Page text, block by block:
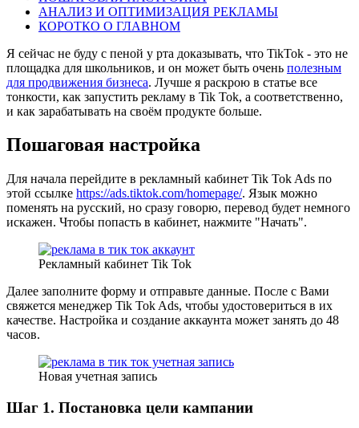
АНАЛИЗ И ОПТИМИЗАЦИЯ РЕКЛАМЫ
КОРОТКО О ГЛАВНОМ
Я сейчас не буду с пеной у рта доказывать, что TikTok - это не
площадка для школьников, и он может быть очень полезным
для продвижения бизнеса. Лучше я раскрою в статье все
тонкости, как запустить рекламу в Tik Tok, а соответственно,
и как зарабатывать на своём продукте больше.
Пошаговая настройка
Для начала перейдите в рекламный кабинет Tik Tok Ads по
этой ссылке https://ads.tiktok.com/homepage/. Язык можно
поменять на русский, но сразу говорю, перевод будет немного
искажен. Чтобы попасть в кабинет, нажмите "Начать".
Рекламный кабинет Tik Tok
Далее заполните форму и отправьте данные. После с Вами
свяжется менеджер Tik Tok Ads, чтобы удостовериться в их
качестве. Настройка и создание аккаунта может занять до 48
часов.
Новая учетная запись
Шаг 1. Постановка цели кампании